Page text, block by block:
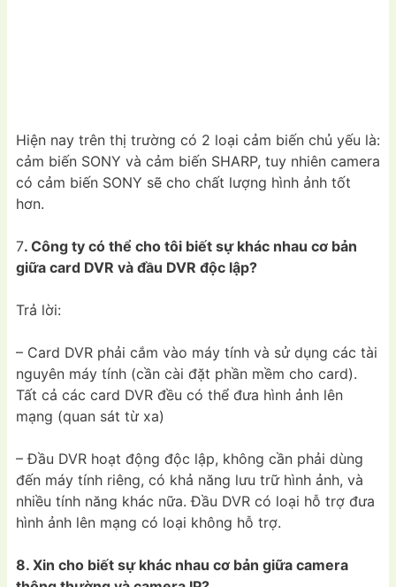
Hiện nay trên thị trường có 2 loại cảm biến chủ yếu là:
cảm biến SONY và cảm biến SHARP, tuy nhiên camera
có cảm biến SONY sẽ cho chất lượng hình ảnh tốt
hơn.
7. Công ty có thể cho tôi biết sự khác nhau cơ bản
giữa card DVR và đầu DVR độc lập?
Trả lời:
– Card DVR phải cắm vào máy tính và sử dụng các tài
nguyên máy tính (cần cài đặt phần mềm cho card).
Tất cả các card DVR đều có thể đưa hình ảnh lên
mạng (quan sát từ xa)
– Đầu DVR hoạt động độc lập, không cần phải dùng
đến máy tính riêng, có khả năng lưu trữ hình ảnh, và
nhiều tính năng khác nữa. Đầu DVR có loại hỗ trợ đưa
hình ảnh lên mạng có loại không hỗ trợ.
8. Xin cho biết sự khác nhau cơ bản giữa camera